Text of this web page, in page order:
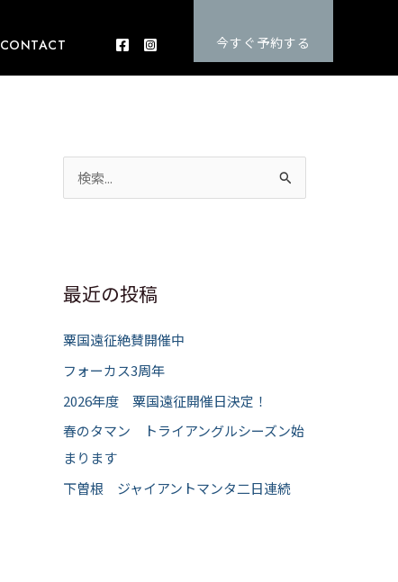
CONTACT 今すぐ予約する
:最近の投稿
粟国遠征絶賛開催中
フォーカス3周年
2026年度 粟国遠征開催日決定！
春のタマン トライアングルシーズン始
まります
下曽根 ジャイアントマンタ二日連続